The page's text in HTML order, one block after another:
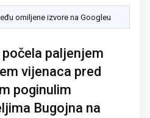
omiljene izvore na Googleu
paljenjem
vijenaca pred
poginulim
Bugojna na